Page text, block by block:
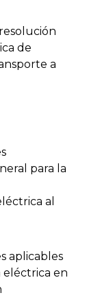
de
a
para la
al
aplicables
eléctrica en